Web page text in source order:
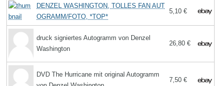
DENZEL WASHINGTON, TOLLES FAN AUT
OGRAMM/FOTO, *TOP*
5,10 €
druck signiertes Autogramm von Denzel
Washington
26,80 €
DVD The Hurricane mit original Autogramm
7,50 €